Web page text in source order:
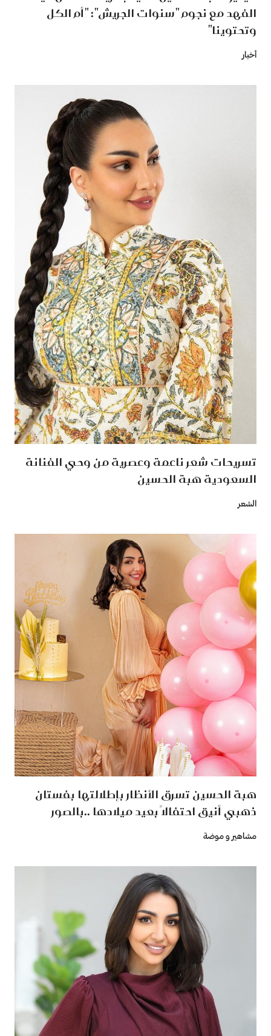
الفهد مع نجوم "سنوات الجريش": "أم الكل
وتحتوينا"
أخبار
تسريحات شعر ناعمة وعصرية من وحي الفنانة
السعودية هبة الحسين
الشعر
هبة الحسين تسرق الأنظار بإطلالتها بفستان
ذهبي أنيق احتفالاً بعيد ميلادها ..بالصور
مشاهير و موضة